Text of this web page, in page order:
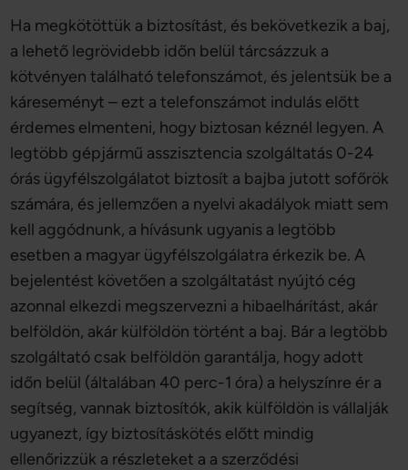
Ha megkötöttük a biztosítást, és bekövetkezik a baj,
a lehető legrövidebb időn belül tárcsázzuk a
kötvényen található telefonszámot, és jelentsük be a
káreseményt – ezt a telefonszámot indulás előtt
érdemes elmenteni, hogy biztosan kéznél legyen. A
legtöbb gépjármű asszisztencia szolgáltatás 0-24
órás ügyfélszolgálatot biztosít a bajba jutott sofőrök
számára, és jellemzően a nyelvi akadályok miatt sem
kell aggódnunk, a hívásunk ugyanis a legtöbb
esetben a magyar ügyfélszolgálatra érkezik be. A
bejelentést követően a szolgáltatást nyújtó cég
azonnal elkezdi megszervezni a hibaelhárítást, akár
belföldön, akár külföldön történt a baj. Bár a legtöbb
szolgáltató csak belföldön garantálja, hogy adott
időn belül (általában 40 perc-1 óra) a helyszínre ér a
segítség, vannak biztosítók, akik külföldön is vállalják
ugyanezt, így biztosításkötés előtt mindig
ellenőrizzük a részleteket a a szerződési